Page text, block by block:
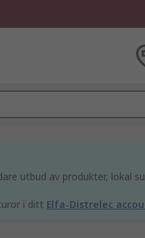
utbud av produkter, lokal
i ditt Elfa-Distrelec